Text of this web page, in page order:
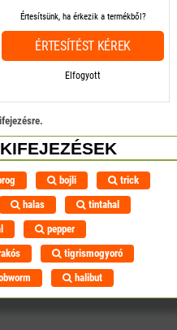
Elfogyott
Értesítsünk, ha érkezik a termékből?
ÉRTESÍTÉST KÉREK
bojli
trick
halas
tintahal
pepper
tigrismogyoró
halibut